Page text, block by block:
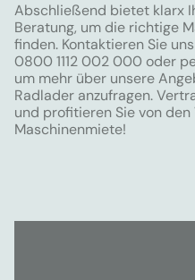
Abschließend bietet klarx
Beratung, um die richtige
finden. Kontaktieren Sie
0800 1112 002 000 oder
um mehr über unsere
Radlader anzufragen.
und profitieren Sie von
Maschinenmiete!